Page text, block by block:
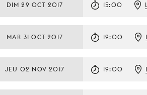
DIM 29 OCT 2017 15:00
MAR 31 OCT 2017 19:00
JEU 02 NOV 2017 19:00